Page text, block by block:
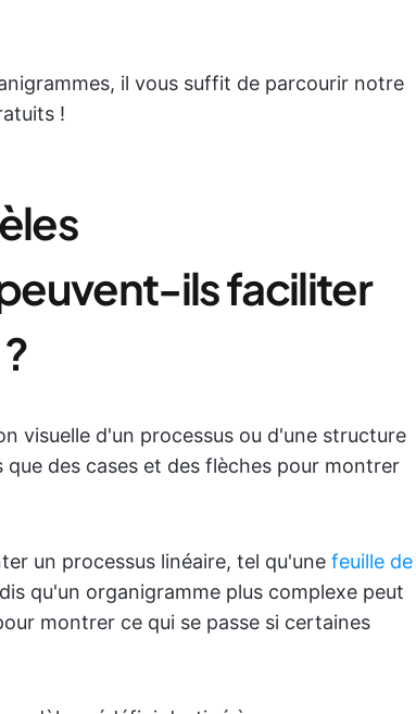
il vous suffit de parcourir notre
!
ils faciliter
visuelle d'un processus ou d'une structure
des cases et des flèches pour montrer
un processus linéaire, tel qu'une feuille de
qu'un organigramme plus complexe peut
montrer ce qui se passe si certaines